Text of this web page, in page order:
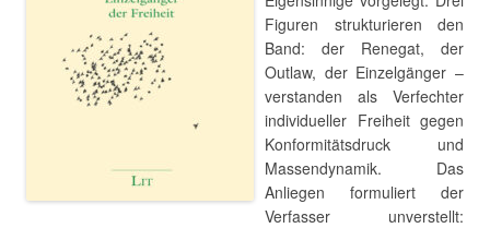
Figuren strukturieren den
Band: der Renegat, der
Outlaw, der Einzelgänger –
verstanden als Verfechter
individueller Freiheit gegen
Konformitätsdruck und
Massendynamik. Das
Anliegen formuliert der
Verfasser unverstellt: